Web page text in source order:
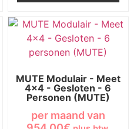
MUTE Modulair - Meet
4x4 - Gesloten - 6
Personen (MUTE)
per maand van